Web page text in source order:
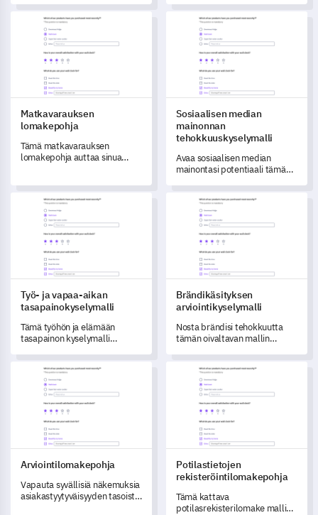
saaminen.
tuntemusten mittaamisen
heidän nykyisestä
työroolistaan,
työympäristöstään,
palkkauksestaan ja
hallintopolitiikoistaan.
Matkavarauksen lomakepohja
Matkavarauksen
lomakepohja
Tämä matkavarauksen
lomakepohja auttaa sinua
ymmärtämään heidän
matkasuosimuksiaan.
Sosiaalisen median
Sosiaalisen median
mainonnan
tehokkuuskyselymalli
Avaa sosiaalisen median
mainontasi potentiaali tämän
suunniteltu arvioimaan sen
tehokkuutta ja muokkaamaan
tulevia strategioitasi.
Työ- ja vapaa-aikan tasapainokyselymalli
Työ- ja vapaa-aikan
tasapainokyselymalli
Tämä työhön ja elämään
tasapainon kyselymalli
näkökulmien saamisen
työntekijöidesi työ-elämä-
integraatiosta.
Brändikäsityksen
Brändikäsityksen
arviointikyselymalli
Nosta brändisi tehokkuutta
tämän oivaltavan mallin
asiakasvuorovaikutuksen ja
asiakkaiden näkemyksen
brändistäsi.
Arviointilomakepohja
Arviointilomakepohja
Vapauta syvällisiä näkemuksia
asiakastyytyväisyyden tasoista
Potilastietojen
Potilastietojen
rekisteröintilomakepohja
Tämä kattava
potilasrekisterilomake malli